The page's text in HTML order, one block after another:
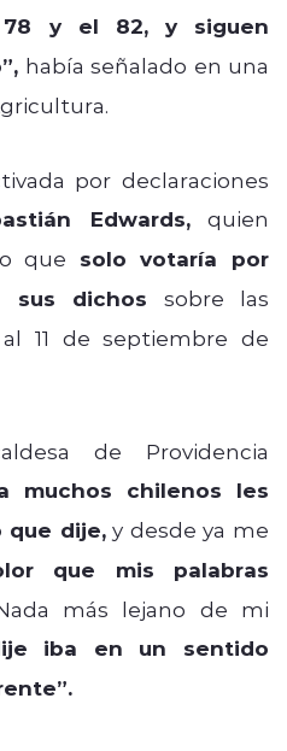
78 y el 82, y siguen
había señalado en una
por declaraciones
Edwards,quien
que solo votaría por
sus dichos sobre las
11 de septiembre de
de Providencia
muchos chilenos les
que dije,y desde ya me
que mis palabras
más lejano de mi
iba en un sentido